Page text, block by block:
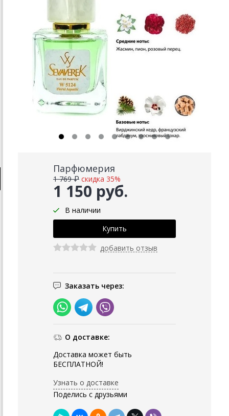
Парфюмерия
1 150 руб.
1 769 ₽ скидка 35%
В наличии
добавить отзыв
Заказать через:
О доставке:
Доставка может быть
БЕСПЛАТНОЙ!
Узнать о доставке
Поделись с друзьями